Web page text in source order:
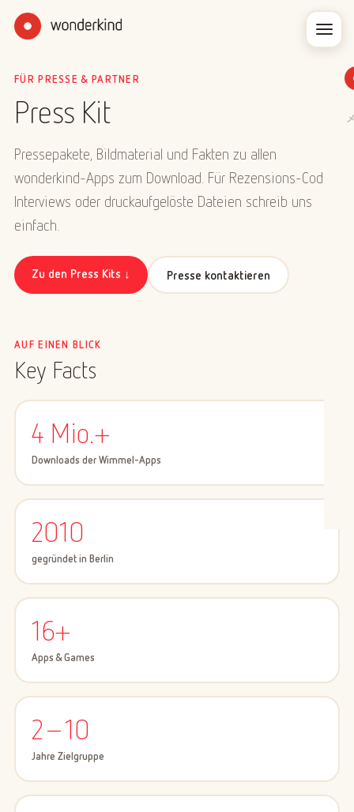
FÜR PRESSE & PARTNER
Press Kit
Pressepakete, Bildmaterial und Fakten zu allen
wonderkind-Apps zum Download. Für Rezensions-Codes,
Interviews oder druckaufgelöste Dateien schreib uns
einfach.
Zu den Press Kits ↓ Presse kontaktieren
AUF EINEN BLICK
Key Facts
4 Mio.+
Downloads der Wimmel-Apps
2010
gegründet in Berlin
16+
Apps & Games
2–10
Jahre Zielgruppe